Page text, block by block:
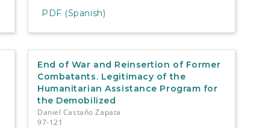
PDF (Spanish)
End of War and Reinsertion of Former
Combatants. Legitimacy of the
Humanitarian Assistance Program for
the Demobilized
Daniel Castaño Zapata
97-121